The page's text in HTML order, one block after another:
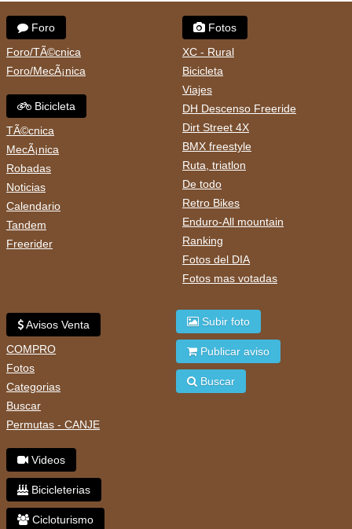
Foro
Foro/TÃ©cnica
Foro/MecÃ¡nica
Bicicleta
TÃ©cnica
MecÃ¡nica
Robadas
Noticias
Calendario
Tandem
Freerider
Fotos
XC - Rural
Bicicleta
Viajes
DH Descenso Freeride
Dirt Street 4X
BMX freestyle
Ruta, triatlon
De todo
Retro Bikes
Enduro-All mountain
Ranking
Fotos del DIA
Fotos mas votadas
Avisos Venta
COMPRO
Fotos
Categorias
Buscar
Permutas - CANJE
Videos
Bicicleterias
Cicloturismo
Subir foto
Publicar aviso
Buscar